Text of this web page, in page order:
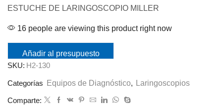
ESTUCHE DE LARINGOSCOPIO MILLER
16 people are viewing this product right now
Añadir al presupuesto
SKU: H2-130
Categorías Equipos de Diagnóstico, Laringoscopios
Comparte: